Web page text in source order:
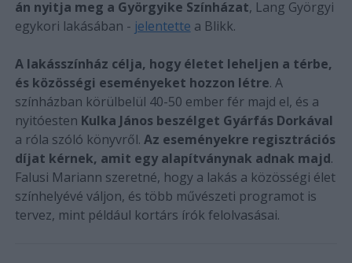
án nyitja meg a Györgyike Színházat, Lang Györgyi
egykori lakásában - jelentette a Blikk.
A lakásszínház célja, hogy életet leheljen a térbe,
és közösségi eseményeket hozzon létre. A
színházban körülbelül 40-50 ember fér majd el, és a
nyitóesten Kulka János beszélget Gyárfás Dorkával
a róla szóló könyvről. Az eseményekre regisztrációs
díjat kérnek, amit egy alapítványnak adnak majd.
Falusi Mariann szeretné, hogy a lakás a közösségi élet
színhelyévé váljon, és több művészeti programot is
tervez, mint például kortárs írók felolvasásai.